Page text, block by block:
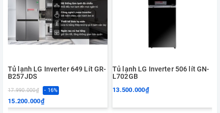
Tủ lạnh LG Inverter 649 Lít GR-
B257JDS
17.990.000₫ - 16%
15.200.000₫
Tủ lạnh LG Inverter 506 lít GN-
L702GB
13.500.000₫